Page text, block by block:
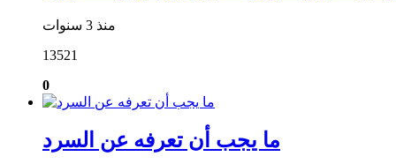
منذ 3 سنوات
13521
0
ما يجب أن تعرفه عن السرد